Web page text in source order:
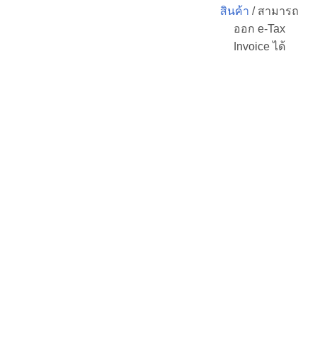
สินค้า / สามารถ
ออก e-Tax
Invoice ได้